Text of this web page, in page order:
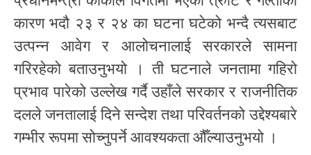
कारण भदौ २३ र २४ का घटना घटेको भन्दै त्यसबाट
उत्पन्न आवेग र आलोचनालाई सरकारले सामना
गरिरहेको बताउनुभयो । ती घटनाले जनतामा गहिरो
प्रभाव पारेको उल्लेख गर्दै उहाँले सरकार र राजनीतिक
दलले जनतालाई दिने सन्देश तथा परिवर्तनको उद्देश्यबारे
गम्भीर रूपमा सोच्नुपर्ने आवश्यकता औँल्याउनुभयो ।